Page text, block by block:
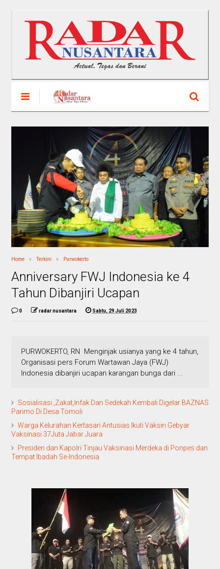
Home Terkini Purwokerto
Anniversary FWJ Indonesia ke 4
Tahun Dibanjiri Ucapan
0 radar nusantara Sabtu, 29 Juli 2023
PURWOKERTO, RN Menginjak usianya yang ke 4 tahun,
Organisasi pers Forum Wartawan Jaya (FWJ)
Indonesia dibanjiri ucapan karangan bunga dari ...
Sosialisasi ,Zakat,Infak Dan Sedekah Kembali Digelar BAZNAS
Parimo Di Desa Tomoli
Warga Kelurahan Kertasari Antusias Ikuti Vaksin Gebyar
Vaksinasi 37Juta Jabar Juara
Presiden dan Kapolri Tinjau Vaksinasi Merdeka di Ponpes dan
Tempat Ibadah Se-Indonesia